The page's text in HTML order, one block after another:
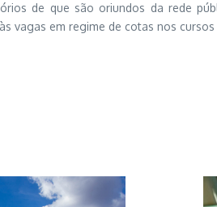
de que são oriundos da rede
vagas em regime de cotas nos